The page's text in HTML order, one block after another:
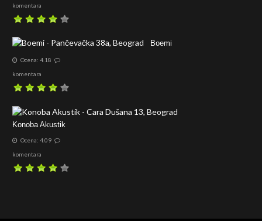
komentara
Boemi
Ocena: 4.18
komentara
Konoba Akustik
Ocena: 4.09
komentara